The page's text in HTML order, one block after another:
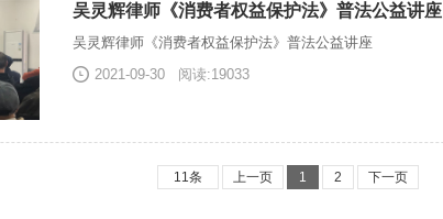
吴灵辉律师《消费者权益保护法》普法公益讲座
吴灵辉律师《消费者权益保护法》普法公益讲座
2021-09-30 阅读:19033
11条 上一页 1 2 下一页